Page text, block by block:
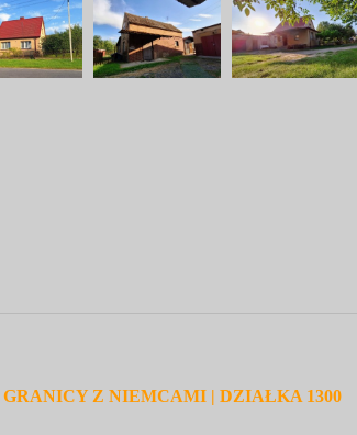
Z NIEMCAMI | DZIAŁKA 1300